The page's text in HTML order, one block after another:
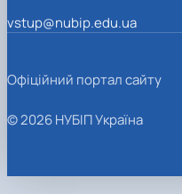
vstup@nubip.edu.ua
Офіційний портал сайту
© 2026 НУБІП Україна